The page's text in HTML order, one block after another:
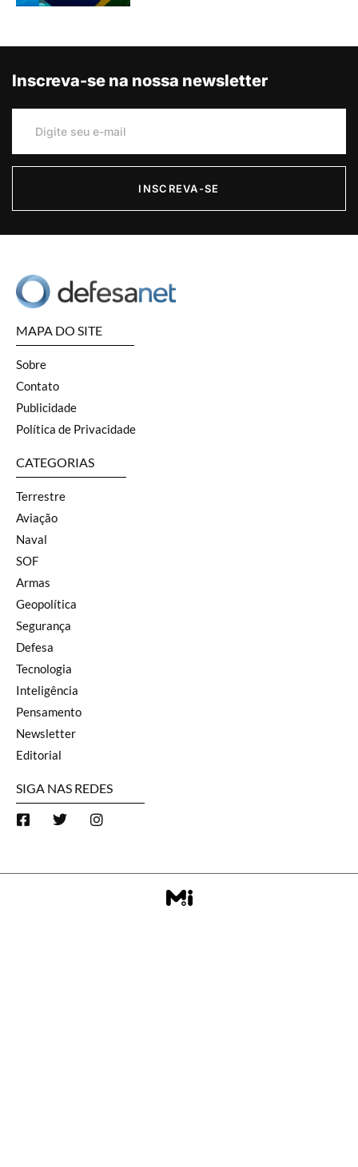
Inscreva-se na nossa newsletter
INSCREVA-SE
MAPA DO SITE
Sobre
Contato
Publicidade
Política de Privacidade
CATEGORIAS
Terrestre
Aviação
Naval
SOF
Armas
Geopolítica
Segurança
Defesa
Tecnologia
Inteligência
Pensamento
Newsletter
Editorial
SIGA NAS REDES